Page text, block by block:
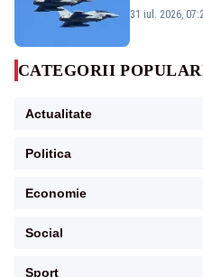
Eurofighter
31 iul. 2026,
CATEGORII
Actualitate
Politica
Economie
Social
Sport